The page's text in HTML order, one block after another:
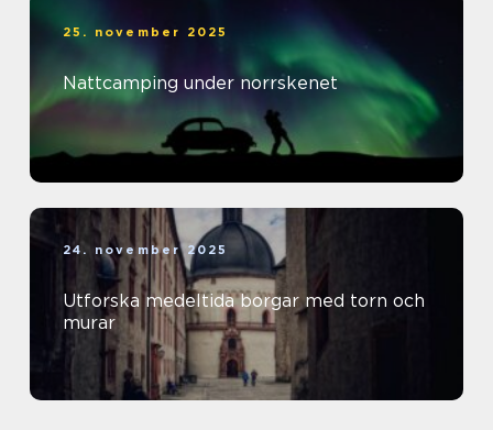
25. november 2025
Nattcamping under norrskenet
24. november 2025
Utforska medeltida borgar med torn och
murar